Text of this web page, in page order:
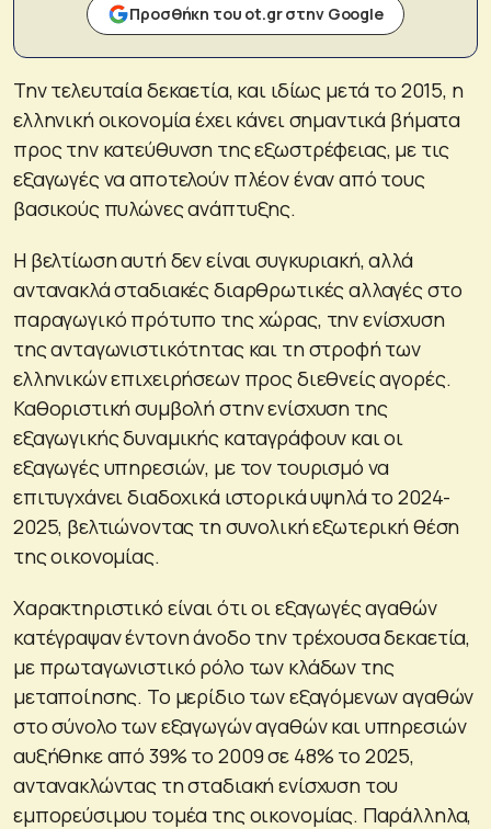
Προσθήκη του ot.gr στην Google
Την τελευταία δεκαετία, και ιδίως μετά το 2015, η
ελληνική οικονομία έχει κάνει σημαντικά βήματα
προς την κατεύθυνση της εξωστρέφειας, με τις
εξαγωγές να αποτελούν πλέον έναν από τους
βασικούς πυλώνες ανάπτυξης.
Η βελτίωση αυτή δεν είναι συγκυριακή, αλλά
αντανακλά σταδιακές διαρθρωτικές αλλαγές στο
παραγωγικό πρότυπο της χώρας, την ενίσχυση
της ανταγωνιστικότητας και τη στροφή των
ελληνικών επιχειρήσεων προς διεθνείς αγορές.
Καθοριστική συμβολή στην ενίσχυση της
εξαγωγικής δυναμικής καταγράφουν και οι
εξαγωγές υπηρεσιών, με τον τουρισμό να
επιτυγχάνει διαδοχικά ιστορικά υψηλά το 2024-
2025, βελτιώνοντας τη συνολική εξωτερική θέση
της οικονομίας.
Χαρακτηριστικό είναι ότι οι εξαγωγές αγαθών
κατέγραψαν έντονη άνοδο την τρέχουσα δεκαετία,
με πρωταγωνιστικό ρόλο των κλάδων της
μεταποίησης. Το μερίδιο των εξαγόμενων αγαθών
στο σύνολο των εξαγωγών αγαθών και υπηρεσιών
αυξήθηκε από 39% το 2009 σε 48% το 2025,
αντανακλώντας τη σταδιακή ενίσχυση του
εμπορεύσιμου τομέα της οικονομίας. Παράλληλα,